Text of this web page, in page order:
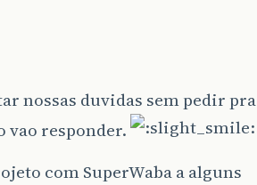
nossas duvidas sem pedir pra
vao responder.
com SuperWaba a alguns